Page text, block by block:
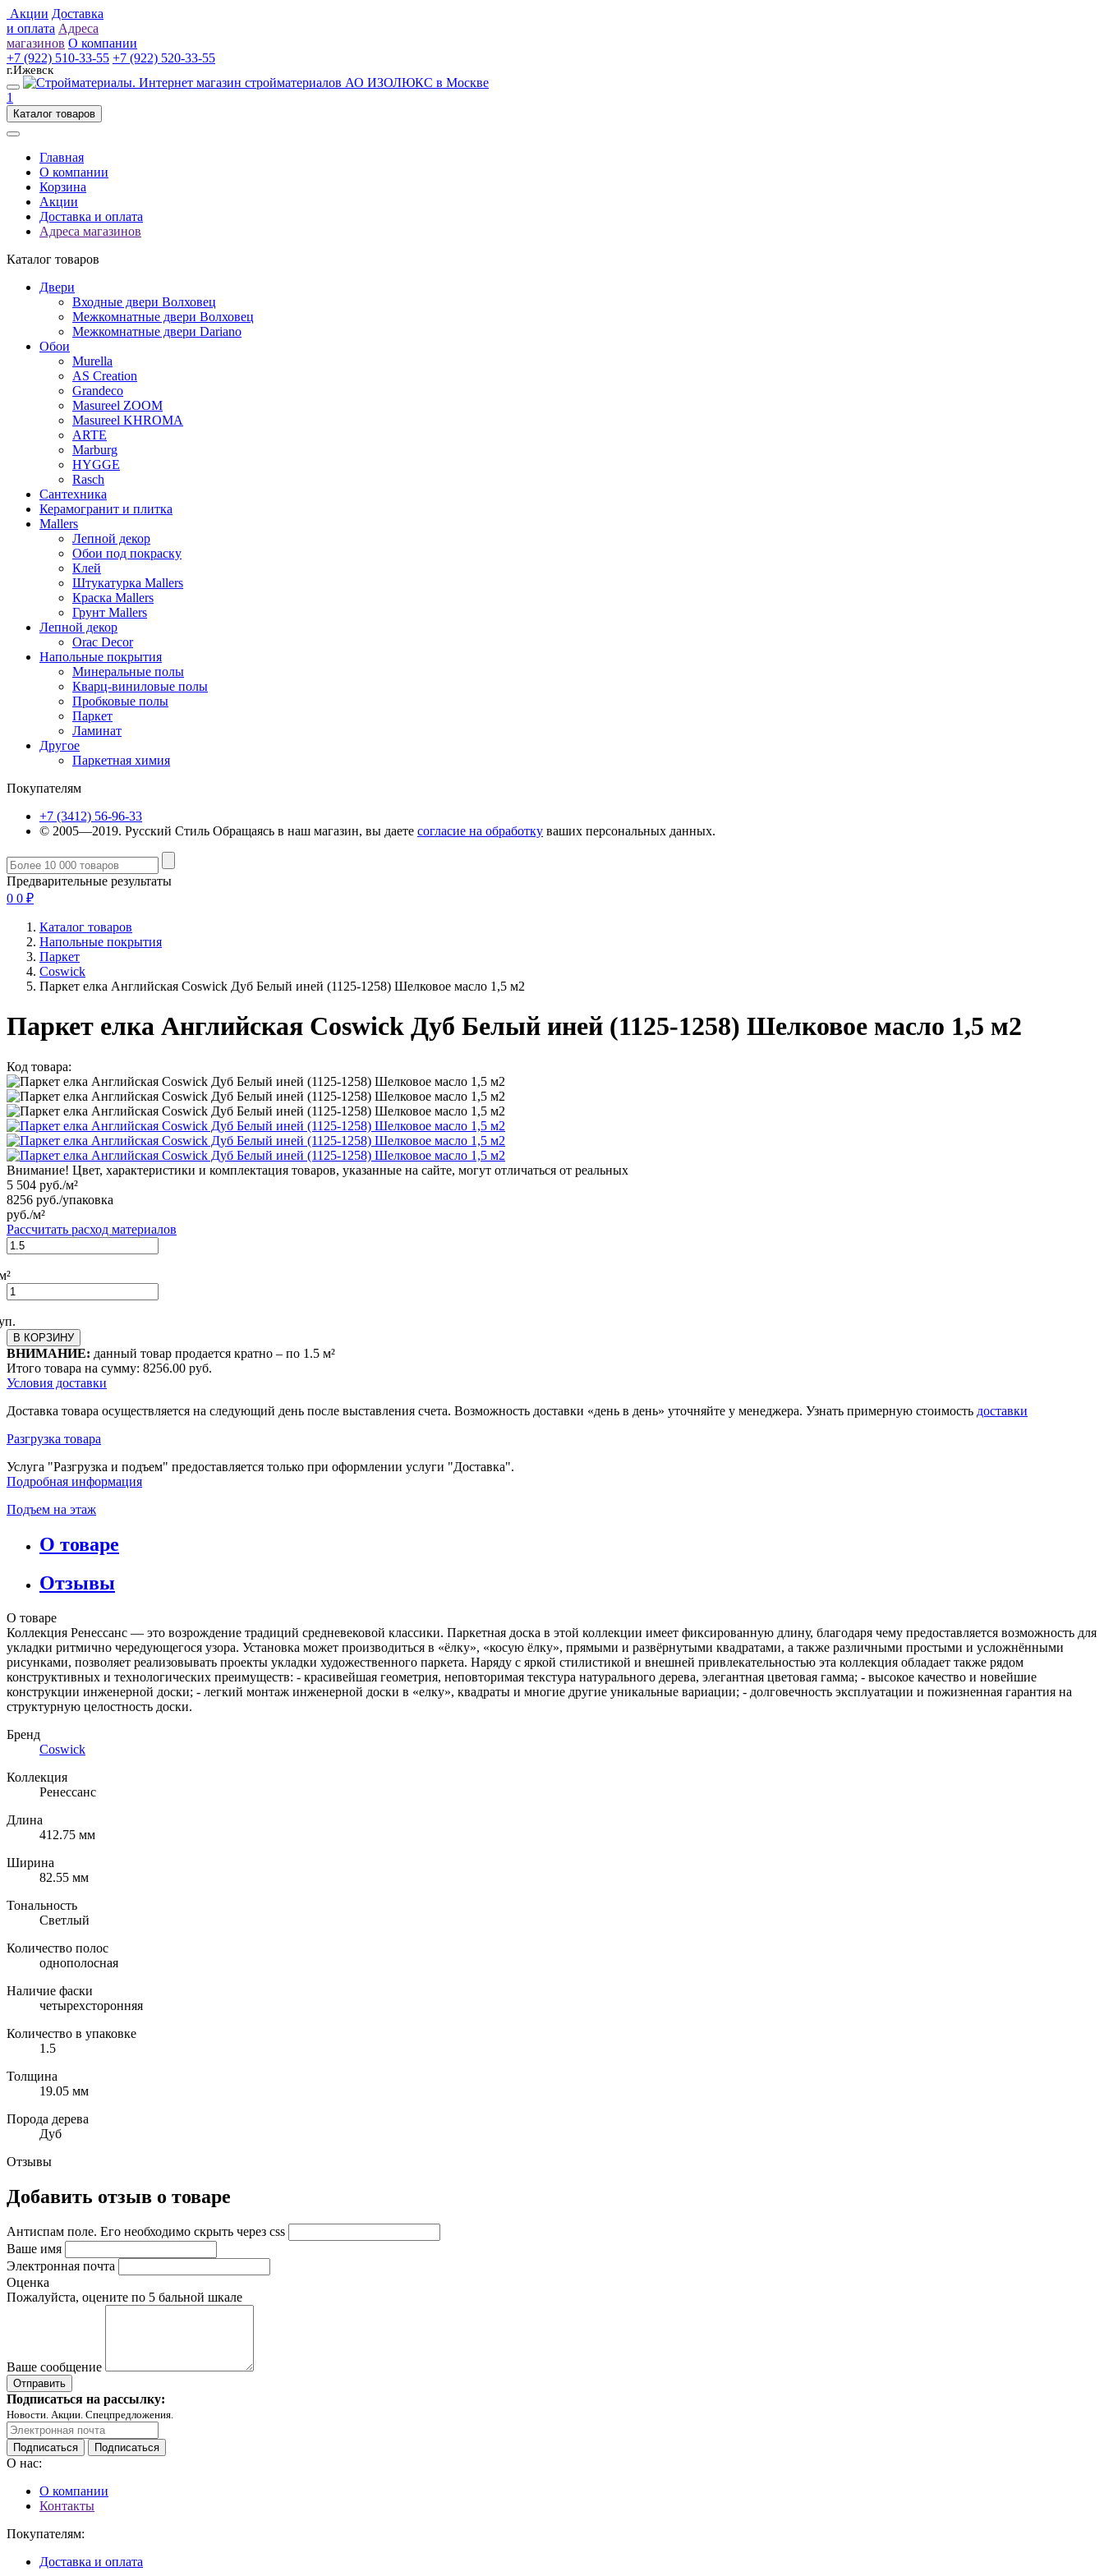
Акции Доставка
и оплата Адреса
магазинов О компании
+7 (922) 510-33-55 +7 (922) 520-33-55
г.Ижевск
1
Каталог товаров
Главная
О компании
Корзина
Акции
Доставка и оплата
Адреса магазинов
Каталог товаров
Двери
Входные двери Волховец
Межкомнатные двери Волховец
Межкомнатные двери Dariano
Обои
Murella
AS Creation
Grandeco
Masureel ZOOM
Masureel KHROMA
ARTE
Marburg
HYGGE
Rasch
Сантехника
Керамогранит и плитка
Mallers
Лепной декор
Обои под покраску
Клей
Штукатурка Mallers
Краска Mallers
Грунт Mallers
Лепной декор
Orac Decor
Напольные покрытия
Минеральные полы
Кварц-виниловые полы
Пробковые полы
Паркет
Ламинат
Другое
Паркетная химия
Покупателям
+7 (3412) 56-96-33
© 2005—2019. Русский Стиль Обращаясь в наш магазин, вы даете согласие на обработку ваших персональных данных.
Предварительные результаты
0 0 ₽
Каталог товаров
Напольные покрытия
Паркет
Coswick
Паркет елка Английская Coswick Дуб Белый иней (1125-1258) Шелковое масло 1,5 м2
Паркет елка Английская Coswick Дуб Белый иней (1125-1258) Шелковое масло 1,5 м2
Код товара:
Внимание! Цвет, характеристики и комплектация товаров, указанные на сайте, могут отличаться от реальных
5 504 руб./м²
8256 руб./упаковка
руб./м²
Рассчитать расход материалов
В КОРЗИНУ
ВНИМАНИЕ: данный товар продается кратно – по 1.5 м²
Итого товара на сумму: 8256.00 руб.
Условия доставки
Доставка товара осуществляется на следующий день после выставления счета. Возможность доставки «день в день» уточняйте у менеджера. Узнать примерную стоимость доставки
Разгрузка товара
Услуга "Разгрузка и подъем" предоставляется только при оформлении услуги "Доставка".
Подробная информация
Подъем на этаж
О товаре
Отзывы
О товаре
Коллекция Ренессанс — это возрождение традиций средневековой классики. Паркетная доска в этой коллекции имеет фиксированную длину, благодаря чему предоставляется возможность для
укладки ритмично чередующегося узора. Установка может производиться в «ёлку», «косую ёлку», прямыми и развёрнутыми квадратами, а также различными простыми и усложнёнными
рисунками, позволяет реализовывать проекты укладки художественного паркета. Наряду с яркой стилистикой и внешней привлекательностью эта коллекция обладает также рядом
конструктивных и технологических преимуществ: - красивейшая геометрия, неповторимая текстура натурального дерева, элегантная цветовая гамма; - высокое качество и новейшие
конструкции инженерной доски; - легкий монтаж инженерной доски в «елку», квадраты и многие другие уникальные вариации; - долговечность эксплуатации и пожизненная гарантия на
структурную целостность доски.
Бренд
Coswick
Коллекция
Ренессанс
Длина
412.75 мм
Ширина
82.55 мм
Тональность
Светлый
Количество полос
однополосная
Наличие фаски
четырехсторонняя
Количество в упаковке
1.5
Толщина
19.05 мм
Порода дерева
Дуб
Отзывы
Добавить отзыв о товаре
Антиспам поле. Его необходимо скрыть через css
Ваше имя
Электронная почта
Оценка
Пожалуйста, оцените по 5 бальной шкале
Ваше сообщение
Подписаться на рассылку:
Новости. Акции. Спецпредложения.
Подписаться Подписаться
О нас:
О компании
Контакты
Покупателям:
Доставка и оплата